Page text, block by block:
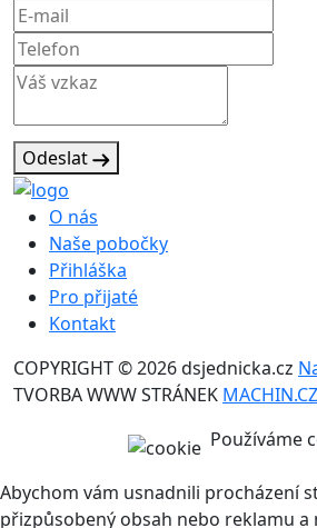
Odeslat
O nás
Naše pobočky
Přihláška
Pro přijaté
Kontakt
COPYRIGHT © 2026 dsjednicka.cz
TVORBA WWW STRÁNEK MACHIN.CZ
Používáme
Abychom vám usnadnili procházení
přizpůsobený obsah nebo reklamu